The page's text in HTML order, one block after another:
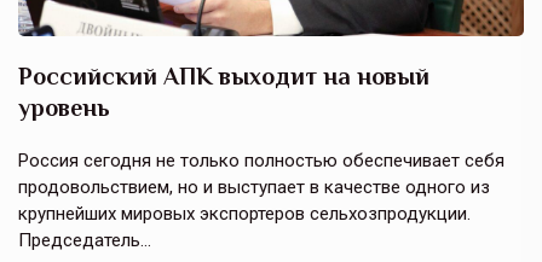
Российский АПК выходит на новый
уровень
Россия сегодня не только полностью обеспечивает себя
продовольствием, но и выступает в качестве одного из
крупнейших мировых экспортеров сельхозпродукции.
Председатель…